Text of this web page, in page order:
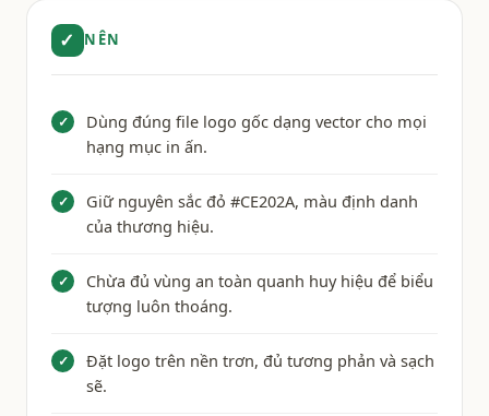
✓ NÊN
✓
Dùng đúng file logo gốc dạng vector cho mọi
hạng mục in ấn.
✓
Giữ nguyên sắc đỏ #CE202A, màu định danh
của thương hiệu.
✓
Chừa đủ vùng an toàn quanh huy hiệu để biểu
tượng luôn thoáng.
✓
Đặt logo trên nền trơn, đủ tương phản và sạch
sẽ.